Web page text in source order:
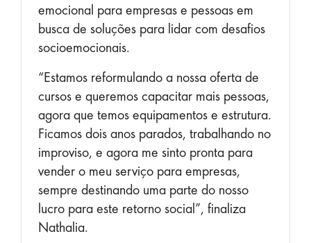
emocional para empresas e pessoas em
busca de soluções para lidar com desafios
socioemocionais.
“Estamos reformulando a nossa oferta de
cursos e queremos capacitar mais pessoas,
agora que temos equipamentos e estrutura.
Ficamos dois anos parados, trabalhando no
improviso, e agora me sinto pronta para
vender o meu serviço para empresas,
sempre destinando uma parte do nosso
lucro para este retorno social”, finaliza
Nathalia.